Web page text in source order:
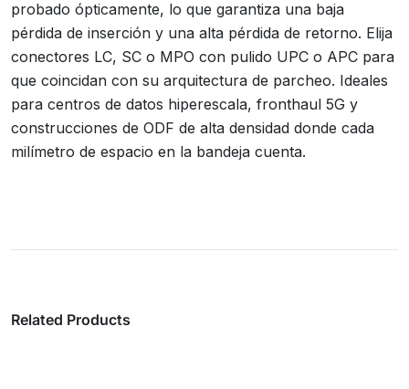
probado ópticamente, lo que garantiza una baja
pérdida de inserción y una alta pérdida de retorno. Elija
conectores LC, SC o MPO con pulido UPC o APC para
que coincidan con su arquitectura de parcheo. Ideales
para centros de datos hiperescala, fronthaul 5G y
construcciones de ODF de alta densidad donde cada
milímetro de espacio en la bandeja cuenta.
Related Products